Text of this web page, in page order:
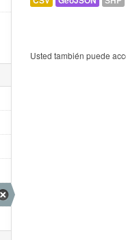
Usted también puede